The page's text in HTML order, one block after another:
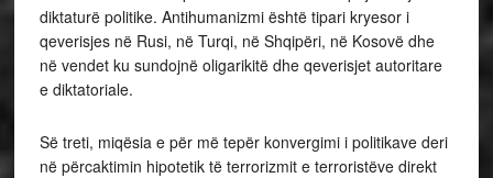
diktaturë politike. Antihumanizmi është tipari kryesor i
qeverisjes në Rusi, në Turqi, në Shqipëri, në Kosovë dhe
në vendet ku sundojnë oligarikitë dhe qeverisjet autoritare
e diktatoriale.
Së treti, miqësia e për më tepër konvergimi i politikave deri
në përcaktimin hipotetik të terrorizmit e terroristëve direkt